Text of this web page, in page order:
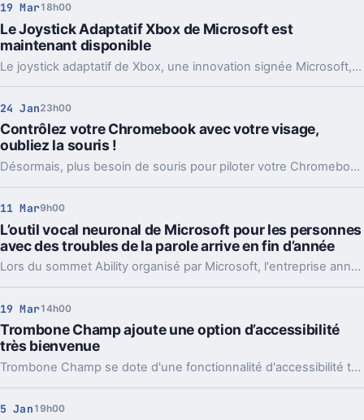
19 Mar18h00
Le Joystick Adaptatif Xbox de Microsoft est
maintenant disponible
Le joystick adaptatif de Xbox, une innovation signée Microsoft, est désormais disponible pour tous les adeptes de jeux vidéo cherchant une expérience de jeu plus flexible et personnalisable.
24 Jan23h00
Contrôlez votre Chromebook avec votre visage,
oubliez la souris !
Désormais, plus besoin de souris pour piloter votre Chromebook : utilisez simplement votre visage pour le contrôler !
11 Mar9h00
L’outil vocal neuronal de Microsoft pour les personnes
avec des troubles de la parole arrive en fin d’année
Lors du sommet Ability organisé par Microsoft, l'entreprise annonce poursuivre ses efforts pour sensibiliser à la conception inclusive.
19 Mar14h00
Trombone Champ ajoute une option d’accessibilité
très bienvenue
Trombone Champ se dote d'une fonctionnalité d'accessibilité très bienvenue, pour permettre à plus de monde encore de jouer du trombone.
5 Jan 19h00